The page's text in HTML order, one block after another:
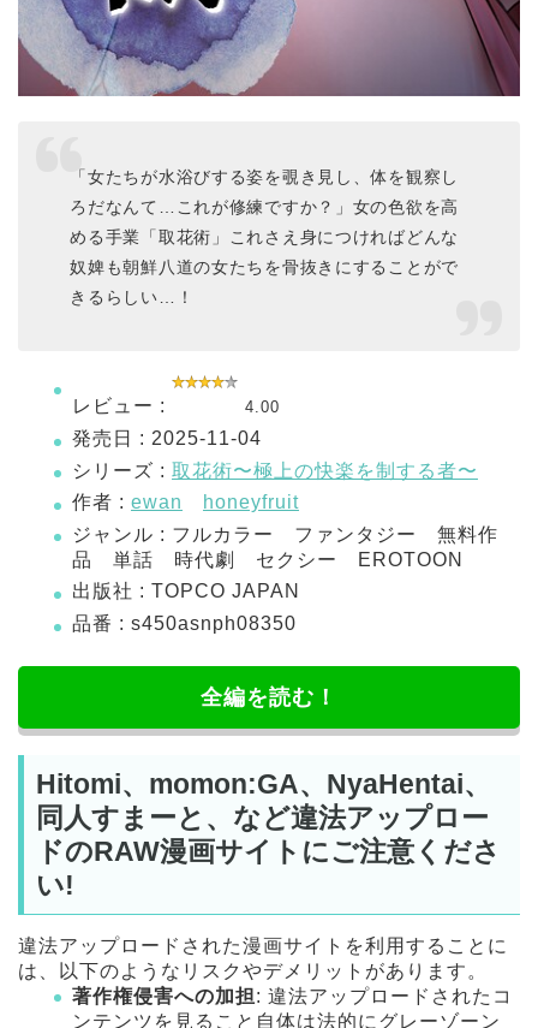
「女たちが水浴びする姿を覗き見し、体を観察し
ろだなんて…これが修練ですか？」女の色欲を高
める手業「取花術」これさえ身につければどんな
奴婢も朝鮮八道の女たちを骨抜きにすることがで
きるらしい…！
レビュー : 4.00
発売日 : 2025-11-04
シリーズ : 取花術〜極上の快楽を制する者〜
作者 : ewan
honeyfruit
ジャンル : フルカラー ファンタジー 無料作
品 単話 時代劇 セクシー EROTOON
出版社 : TOPCO JAPAN
品番 : s450asnph08350
全編を読む！
Hitomi、momon:GA、NyaHentai、
同人すまーと、など違法アップロー
ドのRAW漫画サイトにご注意くださ
い!
違法アップロードされた漫画サイトを利用することに
は、以下のようなリスクやデメリットがあります。
著作権侵害への加担: 違法アップロードされたコ
ンテンツを見ること自体は法的にグレーゾーン